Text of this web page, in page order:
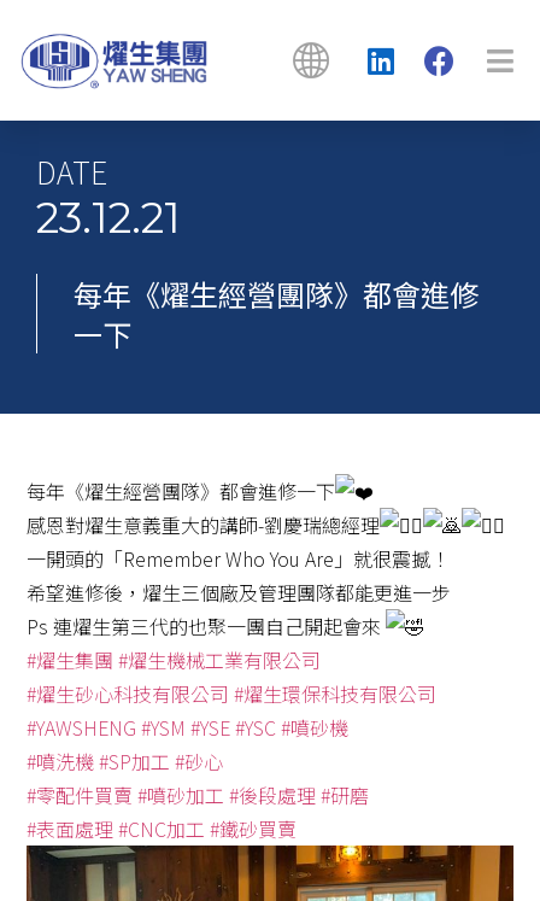
DATE
23.12.21
每年《燿生經營團隊》都會進修
一下
每年《燿生經營團隊》都會進修一下
感恩對燿生意義重大的講師-劉慶瑞總經理
一開頭的「Remember Who You Are」就很震撼！
希望進修後，燿生三個廠及管理團隊都能更進一步
Ps 連燿生第三代的也聚一團自己開起會來
#燿生集團 #燿生機械工業有限公司
#燿生砂心科技有限公司 #燿生環保科技有限公司
#YAWSHENG #YSM #YSE#YSC#噴砂機
#噴洗機#SP加工 #砂心
#零配件買賣 #噴砂加工 #後段處理 #研磨
#表面處理 #CNC加工 #鐵砂買賣